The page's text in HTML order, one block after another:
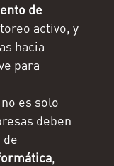
de
activo, y
hacia
para
es solo
deben
de
,